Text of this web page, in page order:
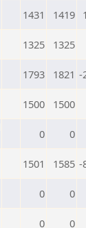
1431 1419
1325 1325
1793 1821 -
1500 1500
0 0
1501 1585 -
0 0
0 0